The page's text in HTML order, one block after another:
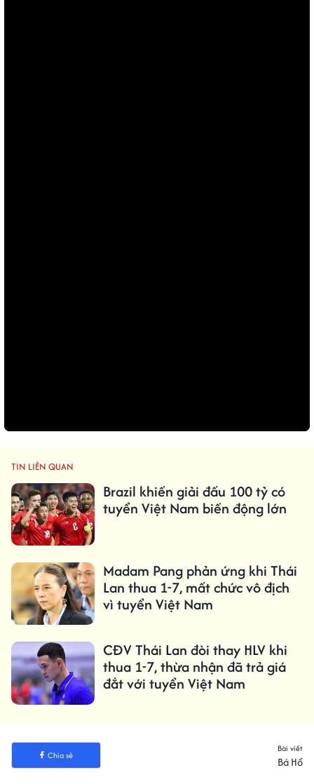
TIN LIÊN QUAN
Brazil khiến giải đấu 100 tỷ có
tuyển Việt Nam biến động lớn
Madam Pang phản ứng khi Thái
Lan thua 1-7, mất chức vô địch
vì tuyển Việt Nam
CĐV Thái Lan đòi thay HLV khi
thua 1-7, thừa nhận đã trả giá
đắt với tuyển Việt Nam
Chia sẻ
Bài viết
Bá Hổ